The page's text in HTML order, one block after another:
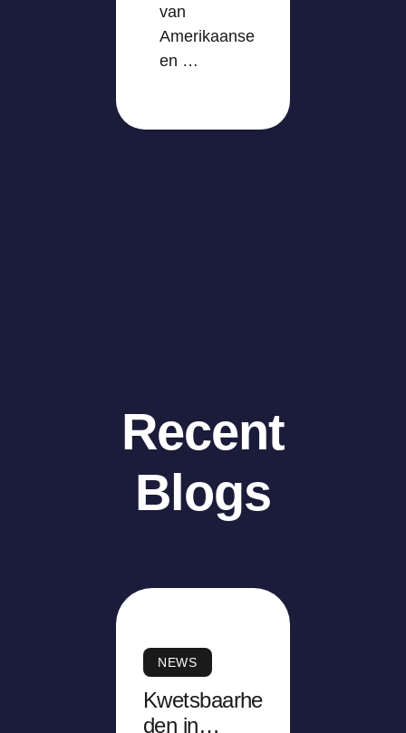
van
Amerikaanse
en …
Recent
Blogs
NEWS
Kwetsbaarhe
den in